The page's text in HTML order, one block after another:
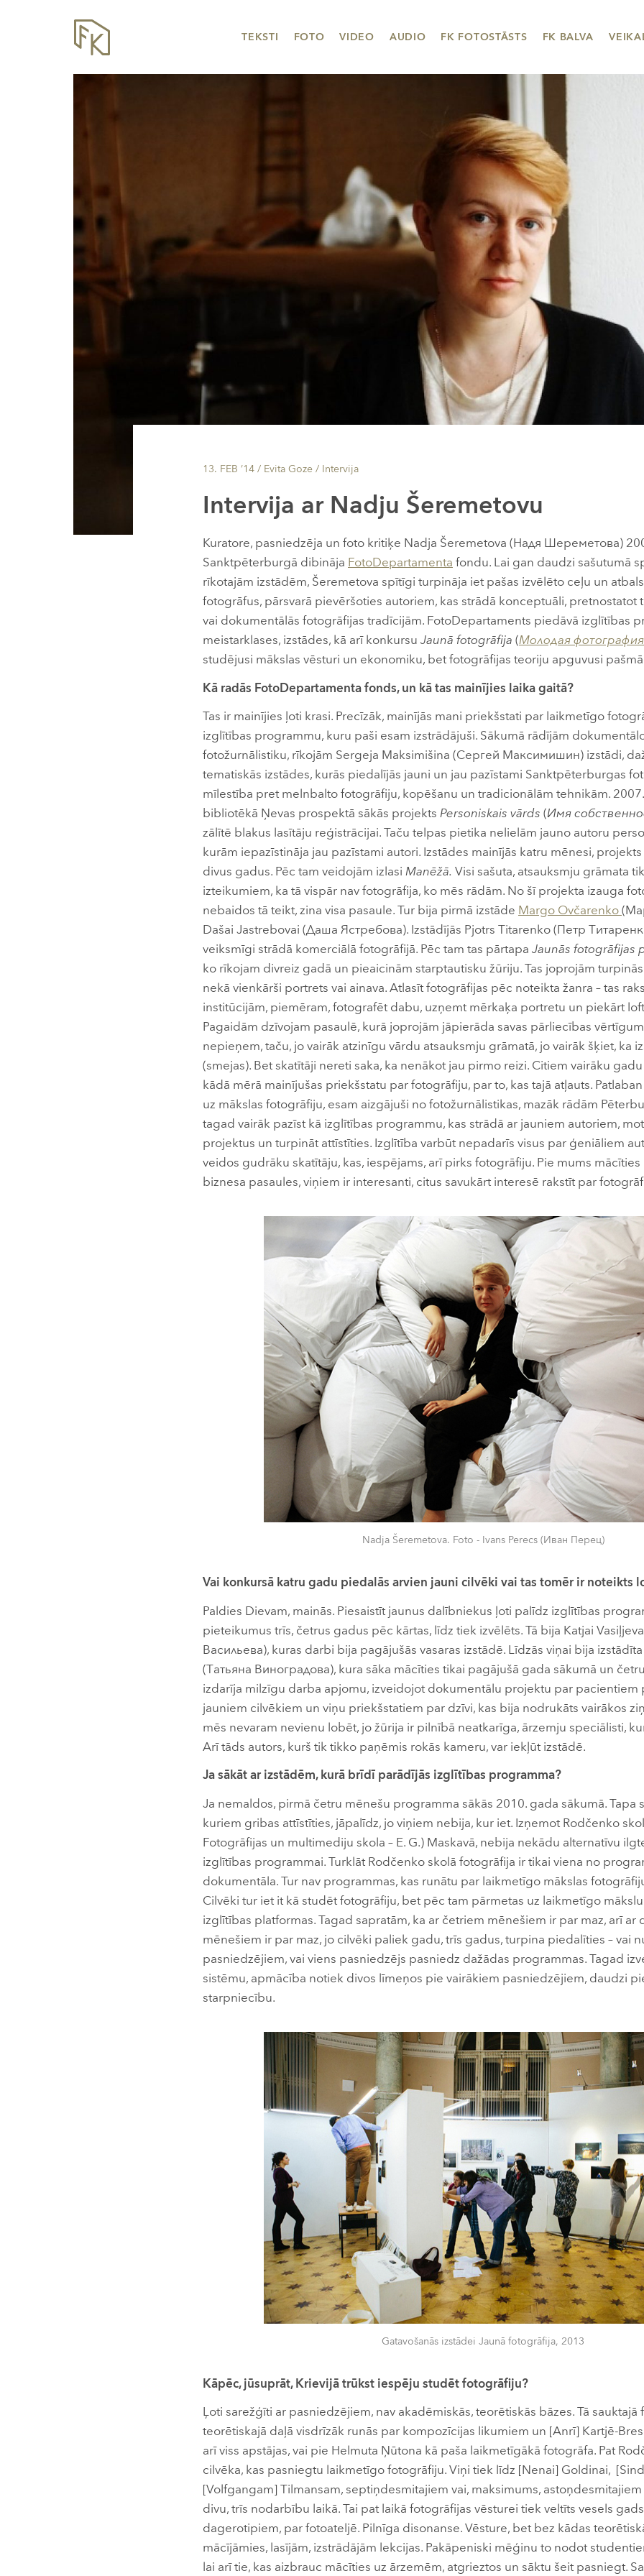
TEKSTI FOTO VIDEO AUDIO FK FOTOSTĀSTS FK BALVA
13. FEB ’14 / Evita Goze / Intervija
Intervija ar Nadju Šeremetovu
Kuratore, pasniedzēja un foto kritiķe Nadja Šeremetova (Надя Шереметова)
Sanktpēterburgā dibināja FotoDepartamenta fondu. Lai gan daudzi sašutumā
rīkotajām izstādēm, Šeremetova spītīgi turpināja iet pašas izvēlēto ceļu un
fotogrāfus, pārsvarā pievēršoties autoriem, kas strādā konceptuāli, pretnostatot
vai dokumentālās fotogrāfijas tradīcijām. FotoDepartaments piedāvā izglītības
meistarklases, izstādes, kā arī konkursu Jaunā fotogrāfija (Молодая фотография
studējusi mākslas vēsturi un ekonomiku, bet fotogrāfijas teoriju apguvusi
Kā radās FotoDepartamenta fonds, un kā tas mainījies laika gaitā?
Tas ir mainījies ļoti krasi. Precīzāk, mainījās mani priekšstati par laikmetīgo
izglītības programmu, kuru paši esam izstrādājuši. Sākumā rādījām
fotožurnālistiku, rīkojām Sergeja Maksimišina (Сергей Максимишин) izstādi,
tematiskās izstādes, kurās piedalījās jauni un jau pazīstami Sanktpēterburgas
mīlestība pret melnbalto fotogrāfiju, kopēšanu un tradicionālām tehnikām.
bibliotēkā Ņevas prospektā sākās projekts Personiskais vārds (Имя
zālītē blakus lasītāju reģistrācijai. Taču telpas pietika nelielām jauno autoru
kurām iepazīstināja jau pazīstami autori. Izstādes mainījās katru mēnesi,
divus gadus. Pēc tam veidojām izlasi Manēžā. Visi sašuta, atsauksmju grāmata
izteikumiem, ka tā vispār nav fotogrāfija, ko mēs rādām. No šī projekta izauga
nebaidos tā teikt, zina visa pasaule. Tur bija pirmā izstāde Margo Ovčarenko
Dašai Jastrebovai (Даша Ястребова). Izstādījās Pjotrs Titarenko (Петр
veiksmīgi strādā komerciālā fotogrāfijā. Pēc tam tas pārtapa Jaunās fotogrāfijas
ko rīkojam divreiz gadā un pieaicinām starptautisku žūriju. Tas joprojām
nekā vienkārši portrets vai ainava. Аtlasīt fotogrāfijas pēc noteikta žanra – tas
institūcijām, piemēram, fotografēt dabu, uzņemt mērkaķa portretu un piekārt
Pagaidām dzīvojam pasaulē, kurā joprojām jāpierāda savas pārliecības
nepieņem, taču, jo vairāk atzinīgu vārdu atsauksmju grāmatā, jo vairāk šķiet, ka
(smejas). Bet skatītāji nereti saka, ka nenākot jau pirmo reizi. Citiem vairāku
kādā mērā mainījušas priekšstatu par fotogrāfiju, par to, kas tajā atļauts.
uz mākslas fotogrāfiju, esam aizgājuši no fotožurnālistikas, mazāk rādām
tagad vairāk pazīst kā izglītības programmu, kas strādā ar jauniem autoriem,
projektus un turpināt attīstīties. Izglītība varbūt nepadarīs visus par ģeniāliem
veidos gudrāku skatītāju, kas, iespējams, arī pirks fotogrāfiju. Pie mums
biznesa pasaules, viņiem ir interesanti, citus savukārt interesē rakstīt par
Nadja Šeremetova. Foto - Ivans Perecs (Иван Перец)
Vai konkursā katru gadu piedalās arvien jauni cilvēki vai tas tomēr ir noteikts
Paldies Dievam, mainās. Piesaistīt jaunus dalībniekus ļoti palīdz izglītības
pieteikumus trīs, četrus gadus pēc kārtas, līdz tiek izvēlēts. Tā bija Katjai
Васильева), kuras darbi bija pagājušās vasaras izstādē. Līdzās viņai bija
(Татьяна Виноградова), kura sāka mācīties tikai pagājušā gada sākumā un
izdarīja milzīgu darba apjomu, izveidojot dokumentālu projektu par pacientiem
jauniem cilvēkiem un viņu priekšstatiem par dzīvi, kas bija nodrukāts vairākos
mēs nevaram nevienu lobēt, jo žūrija ir pilnībā neatkarīga, ārzemju speciālisti,
Arī tāds autors, kurš tik tikko paņēmis rokās kameru, var iekļūt izstādē.
Ja sākāt ar izstādēm, kurā brīdī parādījās izglītības programma?
Ja nemaldos, pirmā četru mēnešu programma sākās 2010. gada sākumā. Tapa
kuriem gribas attīstīties, jāpalīdz, jo viņiem nebija, kur iet. Izņemot Rodčenko
Fotogrāfijas un multimediju skola – E. G.) Maskavā, nebija nekādu alternatīvu
izglītības programmai. Turklāt Rodčenko skolā fotogrāfija ir tikai viena no
dokumentāla. Tur nav programmas, kas runātu par laikmetīgo mākslas
Cilvēki tur iet it kā studēt fotogrāfiju, bet pēc tam pārmetas uz laikmetīgo
izglītības platformas. Tagad sapratām, ka ar četriem mēnešiem ir par maz, arī ar
mēnešiem ir par maz, jo cilvēki paliek gadu, trīs gadus, turpina piedalīties – vai
pasniedzējiem, vai viens pasniedzējs pasniedz dažādas programmas. Tagad
sistēmu, apmācība notiek divos līmeņos pie vairākiem pasniedzējiem, daudzi
starpniecību.
Gatavošanās izstādei Jaunā fotogrāfija, 2013
Kāpēc, jūsuprāt, Krievijā trūkst iespēju studēt fotogrāfiju?
Ļoti sarežģīti ar pasniedzējiem, nav akadēmiskās, teorētiskās bāzes. Tā sauktajā
teorētiskajā daļā visdrīzāk runās par kompozīcijas likumiem un [Anrī] Kartjē-
arī viss apstājas, vai pie Helmuta Ņūtona kā paša laikmetīgākā fotogrāfa. Pat
cilvēka, kas pasniegtu laikmetīgo fotogrāfiju. Viņi tiek līdz [Nenai] Goldinai,
[Volfgangam] Tilmansam, septiņdesmitajiem vai, maksimums,
divu, trīs nodarbību laikā. Tai pat laikā fotogrāfijas vēsturei tiek veltīts vesels
dagerotipiem, par fotoateljē. Pilnīga disonanse. Vēsture, bet bez kādas
mācījāmies, lasījām, izstrādājām lekcijas. Pakāpeniski mēģinu to nodot
lai arī tie, kas aizbrauc mācīties uz ārzemēm, atgrieztos un sāktu šeit pasniegt.